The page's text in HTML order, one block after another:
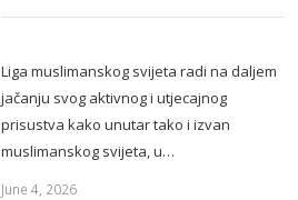
Liga muslimanskog svijeta radi na daljem
jačanju svog aktivnog i utjecajnog
prisustva kako unutar tako i izvan
muslimanskog svijeta, u…
June 4, 2026